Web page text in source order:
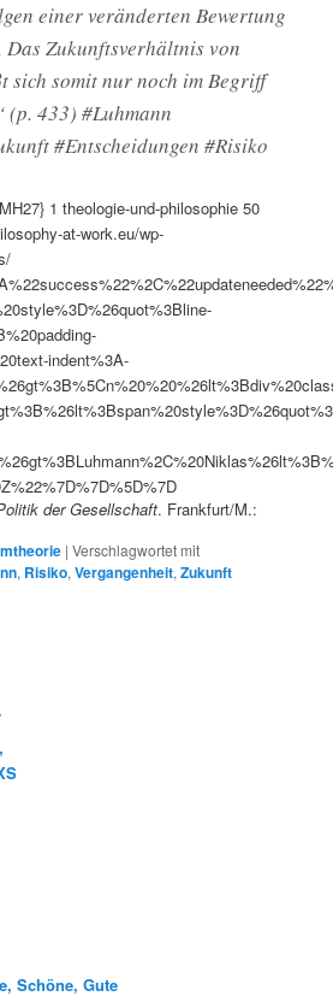
einer veränderten Bewertung
Zukunftsverhältnis von
sich somit nur noch im Begriff
(p. 433) #Luhmann
#Entscheidungen #Risiko
1 theologie-und-philosophie 50
at-work.eu/wp-
indent%3A-
der Gesellschaft. Frankfurt/M.:
|Verschlagwortet mit
, Risiko,Vergangenheit,Zukunft
Schöne, Gute